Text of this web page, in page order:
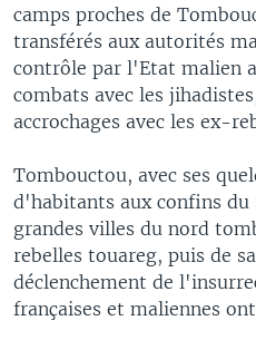
camps proches de
transférés aux autorités
contrôle par l'Etat malien
combats avec les
accrochages avec les ex-
Tombouctou, avec ses
d'habitants aux confins du
grandes villes du nord
rebelles touareg, puis de
déclenchement de
françaises et maliennes